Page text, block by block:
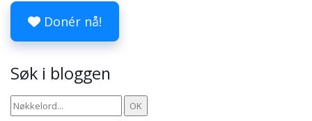
Donér nå!
Søk i bloggen